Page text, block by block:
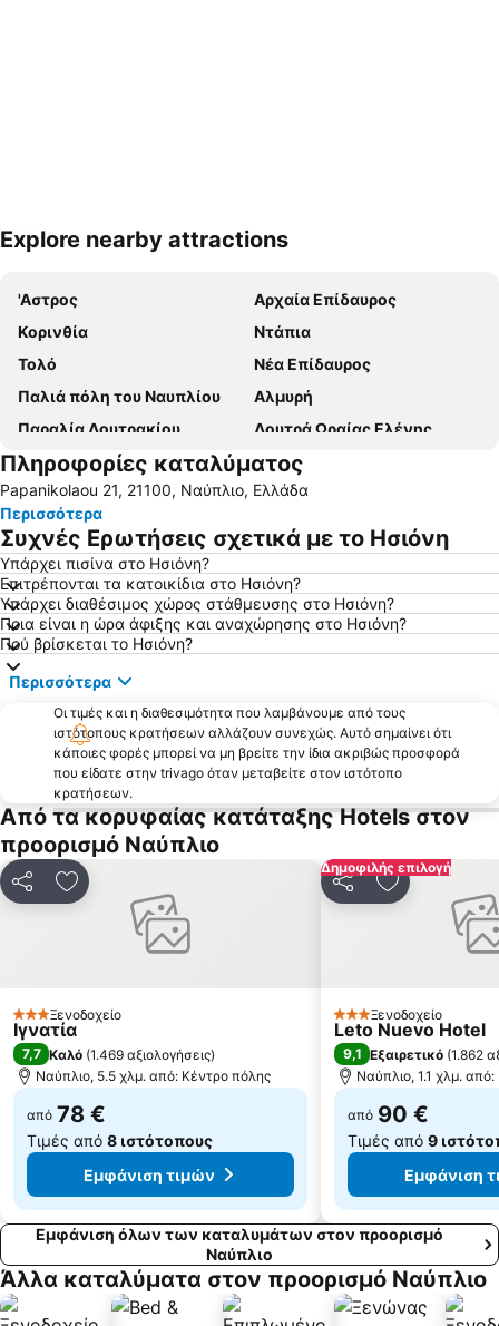
Ανάπτυξη χάρτη
Explore nearby attractions
'Αστρος
Αρχαία Επίδαυρος
Κορινθία
Ντάπια
Τολό
Νέα Επίδαυρος
Παλιά πόλη του Ναυπλίου
Αλμυρή
Παραλία Λουτρακίου
Λουτρά Ωραίας Ελένης
Παραδοσιακός Οικισμός Παράλιου Άστρους
Λιμάνι του Ναυπλίου
Λιμάνι Τολό
Αρχαίο Θέατρο Επιδαύρου
Καλάμια
Καλλιστώ
Πλάκα
Ερμιόνη
Ιαματικές Πηγές και Υδροθεραπευτήριο
Ράντζο
Βραχάτι
Πλατεία Καποδίστρια
Καραθώνα
Χηνίτσα
Πλατεία Συντάγματος
Μοναστήρι Παναγίας Μαλεβής
Κάντια
Sportscamp
Ιαματικά Λουτρά Ωραίας Ελένης
Πλατεία Άρεως
Λιμένας Επιδαύρου
Κόστα
Νέα Κίος
Μαρίνα Πόρτο Χελίου
Αναργύρειος Σχολή
Αρκαδικό Χωριό
Ίρια
ΚΤΕΛ Αργολίδας - Ναυπλίου
Λίμνη Στυμφαλία
Αρχαιολογικός χώρος Τροιζήνας
Πανηγύρι Τεγέας - Επισκοπής
Κοκκώνι
Πληροφορίες καταλύματος
Papanikolaou 21, 21100, Ναύπλιο, Ελλάδα
Περισσότερα
Συχνές Ερωτήσεις σχετικά με το Ησιόνη
Υπάρχει πισίνα στο Ησιόνη?
Επιτρέπονται τα κατοικίδια στο Ησιόνη?
Υπάρχει διαθέσιμος χώρος στάθμευσης στο Ησιόνη?
Ποια είναι η ώρα άφιξης και αναχώρησης στο Ησιόνη?
Πού βρίσκεται το Ησιόνη?
Περισσότερα
Οι τιμές και η διαθεσιμότητα που λαμβάνουμε από τους
ιστότοπους κρατήσεων αλλάζουν συνεχώς. Αυτό σημαίνει ότι
κάποιες φορές μπορεί να μη βρείτε την ίδια ακριβώς προσφορά
που είδατε στην trivago όταν μεταβείτε στον ιστότοπο
κρατήσεων.
Από τα κορυφαίας κατάταξης Hotels στον
προορισμό Ναύπλιο
ΚοινοποίησηΠροσθήκη στα αγαπημένα
3 ΑστέριαΞενοδοχείο
Ιγνατία
7,7 Καλό (1.469 αξιολογήσεις)
Ναύπλιο, 5.5 χλμ. από: Κέντρο πόλης
από 78 €
Τιμές από 8 ιστότοπους
Εμφάνιση τιμών
Δημοφιλής επιλογή
ΚοινοποίησηΠροσθήκη
3 ΑστέριαΞενοδοχείο
Leto Nuevo Hotel
9,1 Εξαιρετικό (1.862
Ναύπλιο, 1.1 χλμ.
από 90 €
Τιμές από 9
Εμφάνιση
Εμφάνιση όλων των καταλυμάτων στον προορισμό
Ναύπλιο
Άλλα καταλύματα στον προορισμό Ναύπλιο